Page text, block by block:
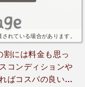
れている場合があります。
割には料金も思っ
コンディションや
ばコスパの良いゴ